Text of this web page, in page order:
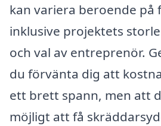
kan variera beroende på
inklusive projektets
och val av entreprenör.
du förvänta dig att
ett brett spann, men att
möjligt att få